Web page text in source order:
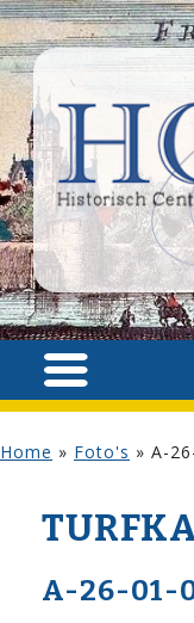
Home » Foto's » A-
A-26-01-